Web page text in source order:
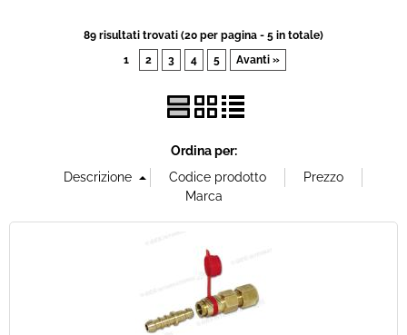
Offerte Del mese
Fineserie e Occasioni
Convenzioni
Lavora Con Noi
89 risultati trovati (20 per pagina - 5 in totale)
1
2 3 4 5 Avanti »
Ordina per: